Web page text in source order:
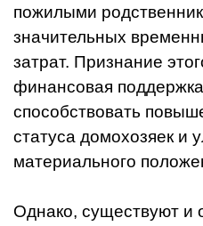
пожилыми
значительных
затрат. Признание
финансовая
способствовать
статуса домохозяек и
материального
Однако, существуют и